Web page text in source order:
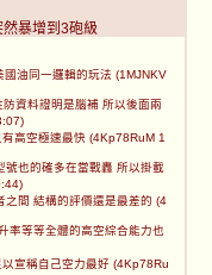
暴增到3砲級
油同一邏輯的玩法 (1MJNKV
資料證明是腦補 所以後面兩
高空極速最快 (4Kp78RuM 1
也的確多在當戰轟 所以掛載
之間 結構的評價還是最差的 (4
率等等全體的高空綜合能力也
宣稱自己空力最好 (4Kp78Ru